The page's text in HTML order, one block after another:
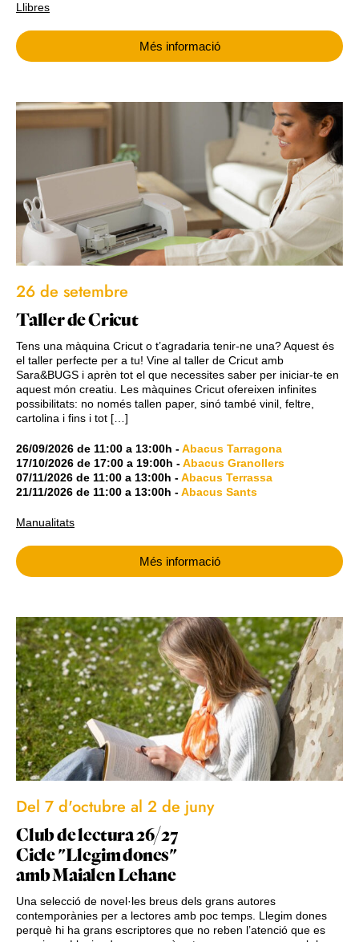
Llibres
Més informació
26 de setembre
Taller de Cricut
Tens una màquina Cricut o t’agradaria tenir-ne una? Aquest és
el taller perfecte per a tu! Vine al taller de Cricut amb
Sara&BUGS i aprèn tot el que necessites saber per iniciar-te en
aquest món creatiu. Les màquines Cricut ofereixen infinites
possibilitats: no només tallen paper, sinó també vinil, feltre,
cartolina i fins i tot […]
26/09/2026 de 11:00 a 13:00h -Abacus Tarragona
17/10/2026 de 17:00 a 19:00h -Abacus Granollers
07/11/2026 de 11:00 a 13:00h -Abacus Terrassa
21/11/2026 de 11:00 a 13:00h -Abacus Sants
Manualitats
Més informació
Del 7 d'octubre al 2 de juny
Club de lectura 26/27
Cicle "Llegim dones"
amb Maialen Lehane
Una selecció de novel·les breus dels grans autores
contemporànies per a lectores amb poc temps. Llegim dones
perquè hi ha grans escriptores que no reben l’atenció que es